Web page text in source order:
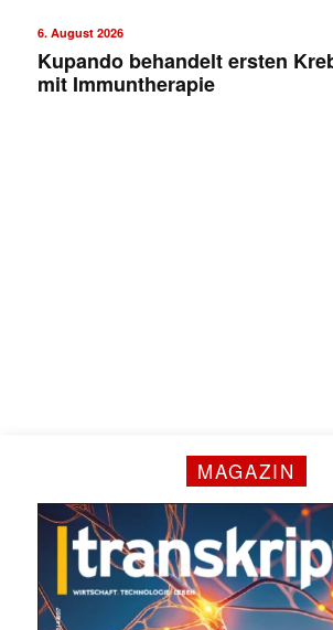
6. August 2026
Kupando behandelt ersten
mit Immuntherapie
MAGAZIN